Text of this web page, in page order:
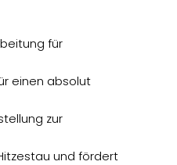
für
einen absolut
zur
und fördert